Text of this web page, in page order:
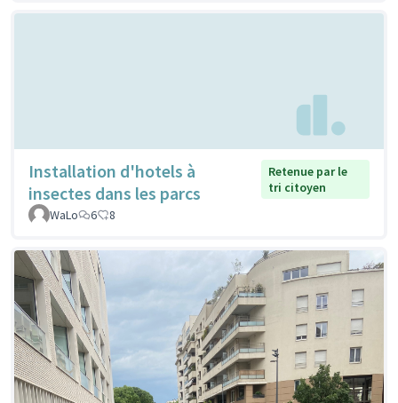
Installation d'hotels à
insectes dans les parcs
Retenue par le
tri citoyen
WaLo
6 8